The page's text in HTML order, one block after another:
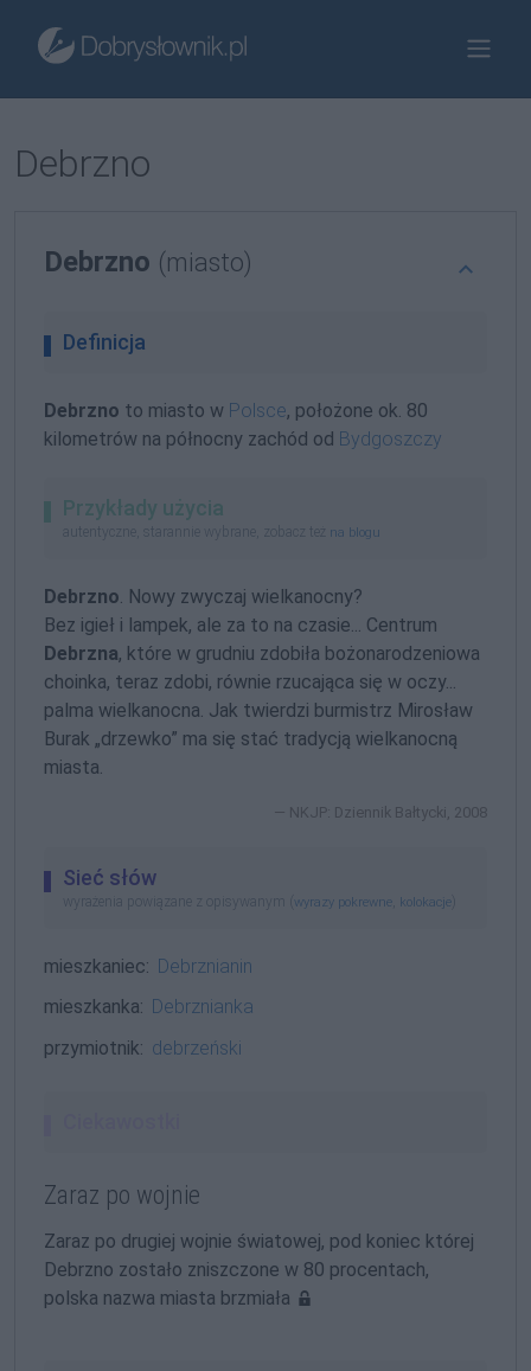
Debrzno
Debrzno (miasto)
Definicja
Debrzno to miasto w Polsce, położone ok. 80
kilometrów na północny zachód od Bydgoszczy
Przykłady użycia
autentyczne, starannie wybrane, zobacz też na blogu
Debrzno. Nowy zwyczaj wielkanocny?
Bez igieł i lampek, ale za to na czasie... Centrum
Debrzna, które w grudniu zdobiła bożonarodzeniowa
choinka, teraz zdobi, równie rzucająca się w oczy...
palma wielkanocna. Jak twierdzi burmistrz Mirosław
Burak „drzewko” ma się stać tradycją wielkanocną
miasta.
NKJP: Dziennik Bałtycki, 2008
Sieć słów
wyrażenia powiązane z opisywanym ( wyrazy pokrewne kolokacje
mieszkaniec: Debrznianin
mieszkanka: Debrznianka
przymiotnik: debrzeński
Zaraz po wojnie
Zaraz po drugiej wojnie światowej, pod koniec której
Debrzno zostało zniszczone w 80 procentach,
polska nazwa miasta brzmiała